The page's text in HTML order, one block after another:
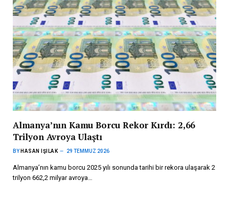
Almanya’nın Kamu Borcu Rekor Kırdı: 2,66
Trilyon Avroya Ulaştı
BY HASAN IŞILAK 29 TEMMUZ 2026
Almanya’nın kamu borcu 2025 yılı sonunda tarihi bir rekora ulaşarak 2
trilyon 662,2 milyar avroya…